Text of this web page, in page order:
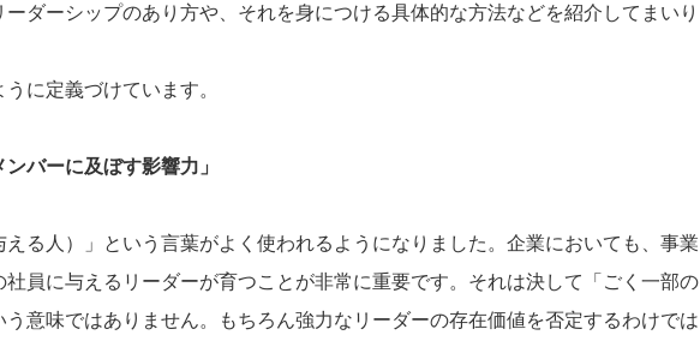
ダーシップのあり方や、それを身につける具体的な方法などを紹介してまいり
に定義づけています。
バーに及ぼす影響力」
る人）」という言葉がよく使われるようになりました。企業においても、事業
員に与えるリーダーが育つことが非常に重要です。それは決して「ごく一部の
意味ではありません。もちろん強力なリーダーの存在価値を否定するわけでは